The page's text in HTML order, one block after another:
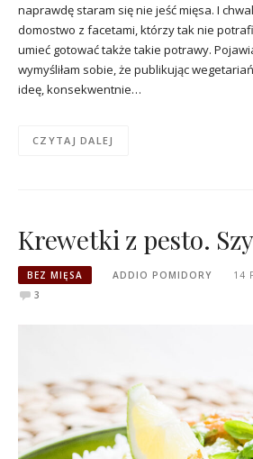
naprawdę staram się nie jeść mięsa. I
domostwo z facetami, którzy tak nie
umieć gotować także takie potrawy.
wymyśliłam sobie, że publikując
ideę, konsekwentnie…
CZYTAJ DALEJ
Krewetki z pesto.
BEZ MIĘSA ADDIO POMIDORY
14
3